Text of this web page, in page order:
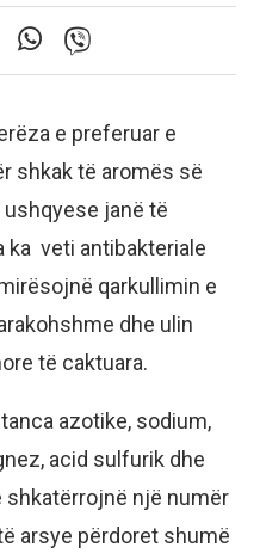
e preferuar e
shkak të aromës së
janë të
veti antibakteriale
qarkullimin e
dhe ulin
të caktuara.
azotike, sodium,
acid sulfurik dhe
shkatërrojnë një numër
arsye përdoret shumë